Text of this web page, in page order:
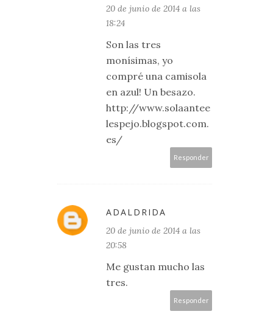
20 de junio de 2014 a las
18:24
Son las tres
monísimas, yo
compré una camisola
en azul! Un besazo.
http://www.solaantee
lespejo.blogspot.com.
es/
Responder
ADALDRIDA
20 de junio de 2014 a las
20:58
Me gustan mucho las
tres.
Responder